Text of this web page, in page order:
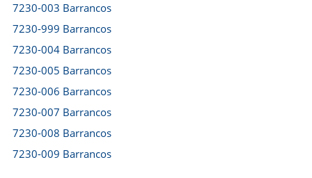
7230-003 Barrancos
7230-999 Barrancos
7230-004 Barrancos
7230-005 Barrancos
7230-006 Barrancos
7230-007 Barrancos
7230-008 Barrancos
7230-009 Barrancos